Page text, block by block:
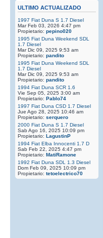
ULTIMO ACTUALIZADO
1997 Fiat Duna S 1.7 Diesel
Mar Feb 03, 2026 4:47 pm
Propietario: pepino020
1995 Fiat Duna Weekend SDL
1.7 Diesel
Mar Dic 09, 2025 9:53 am
Propietario: pandito
1995 Fiat Duna Weekend SDL
1.7 Diesel
Mar Dic 09, 2025 9:53 am
Propietario: pandito
1994 Fiat Duna SCR 1.6
Vie Sep 05, 2025 3:00 am
Propietario: Pablo74
1997 Fiat Duna CSD 1.7 Diesel
Jue Ago 28, 2025 10:46 am
Propietario: serquero
2000 Fiat Duna S 1.7 Diesel
Sab Ago 16, 2025 10:09 pm
Propietario: LagustinP
1994 Fiat Elba Innocenti 1.7 D
Sab Feb 22, 2025 4:47 pm
Propietario: MatiRamone
1992 Fiat Duna SDL 1.3 Diesel
Dom Feb 09, 2025 10:09 pm
Propietario: tetoelectrico70